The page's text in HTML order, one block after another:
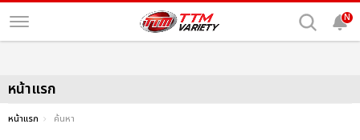
N
หน้าแรก
หน้าแรก ค้นหา